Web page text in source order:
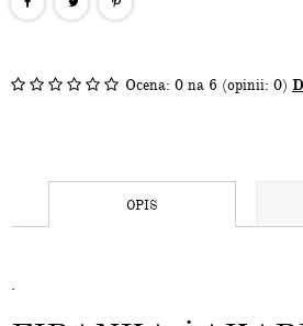
Ocena: 0 na 6 (opinii: 0)
OPIS
.